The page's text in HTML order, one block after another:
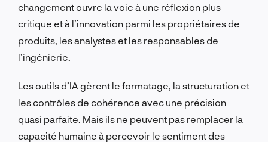
changement ouvre la voie à une réflexion plus
critique et à l’innovation parmi les propriétaires de
produits, les analystes et les responsables de
l’ingénierie.
Les outils d’IA gèrent le formatage, la structuration et
les contrôles de cohérence avec une précision
quasi parfaite. Mais ils ne peuvent pas remplacer la
capacité humaine à percevoir le sentiment des